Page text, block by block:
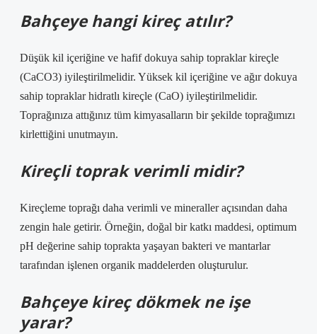
Bahçeye hangi kireç atılır?
Düşük kil içeriğine ve hafif dokuya sahip topraklar kireçle
(CaCO3) iyileştirilmelidir. Yüksek kil içeriğine ve ağır dokuya
sahip topraklar hidratlı kireçle (CaO) iyileştirilmelidir.
Toprağınıza attığınız tüm kimyasalların bir şekilde toprağımızı
kirlettiğini unutmayın.
Kireçli toprak verimli midir?
Kireçleme toprağı daha verimli ve mineraller açısından daha
zengin hale getirir. Örneğin, doğal bir katkı maddesi, optimum
pH değerine sahip toprakta yaşayan bakteri ve mantarlar
tarafından işlenen organik maddelerden oluşturulur.
Bahçeye kireç dökmek ne işe
yarar?